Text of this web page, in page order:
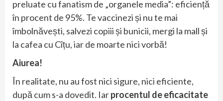
preluate cu fanatism de „organele media”: eficiență
în procent de 95%. Te vaccinezi și nu te mai
îmbolnăvești, salvezi copiii și bunicii, mergi la mall și
la cafea cu Cîțu, iar de moarte nici vorbă!
Aiurea!
În realitate, nu au fost nici sigure, nici eficiente,
după cum s-a dovedit. Iarprocentul de eficacitate